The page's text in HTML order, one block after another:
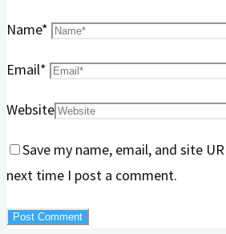
Name*
Email*
Website
Save my name, email, and site
next time I post a comment.